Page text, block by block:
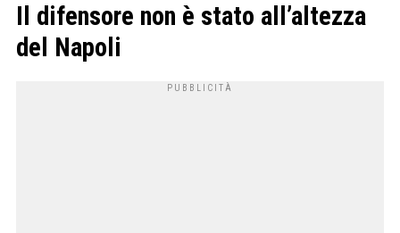
Il difensore non è stato all’altezza
del Napoli